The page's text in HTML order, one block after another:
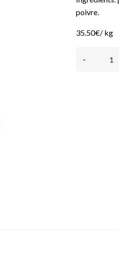
poivre.
35.50€/ kg
-